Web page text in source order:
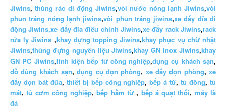
Jiwins,thùng rác di động Jiwins,vòi nước nóng lạnh Jiwins,vòi
phun tráng nóng lạnh jiwins,vòi phun tráng jiwins,xe đẩy đĩa di
động Jiwins,xe đẩy đĩa điều chỉnh Jiwins,xe đẩy rack Jiwins,rack
rửa ly Jiwins ,khay đựng topping Jiwins,khay phục vụ chữ nhật
Jiwins,thùng đựng nguyên liệu Jiwins,khay GN Inox Jiwins,khay
GN PC Jiwins,linh kiện bếp từ công nghiệp,dụng cụ khách sạn,
đồ dùng khách sạn,dụng cụ dọn phòng, xe đẩy dọn phòng,xe
đẩy dọn bát đũa, thiết bị bếp công nghiệp,bếp á từ,tủ đông,tủ
mát,tủ cơm công nghiệp,bếp hầm từ , bếp á quạt thổi, máy là
đá